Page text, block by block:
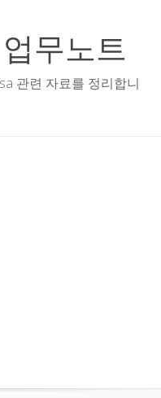
무노트
관련 자료를 정리합니